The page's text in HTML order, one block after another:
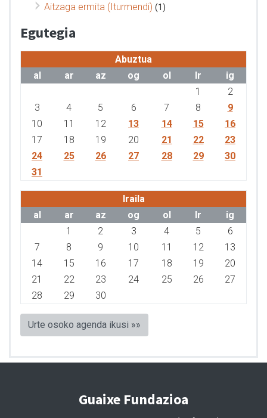
Aitzaga ermita (Iturmendi) (1)
Egutegia
Abuztua
al
ar az og ol lr
ig
1
2
3
4 5 6 7 8
9
10
11 12 13 14 15
16
17
18 19 20 21 22
23
24
25 26 27 28 29
30
31
Iraila
al
ar az og ol lr
ig
1
2 3 4 5
6
7
8 9 10 11 12
13
14
15 16 17 18 19
20
21
22 23 24 25 26
27
28
29 30
Urte osoko agenda ikusi »»
Guaixe Fundazioa